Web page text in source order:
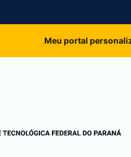
Meu portal